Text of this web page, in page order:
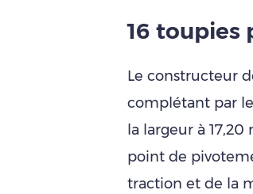
16 toupies
Le constructeur
complétant par
la largeur à
point de
traction et de la